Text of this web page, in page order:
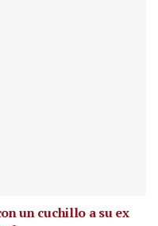
un cuchillo a su ex